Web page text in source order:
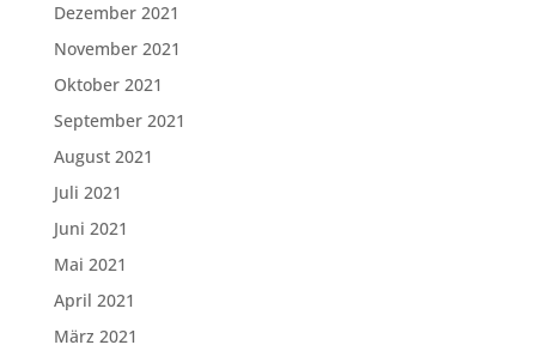
Dezember 2021
November 2021
Oktober 2021
September 2021
August 2021
Juli 2021
Juni 2021
Mai 2021
April 2021
März 2021